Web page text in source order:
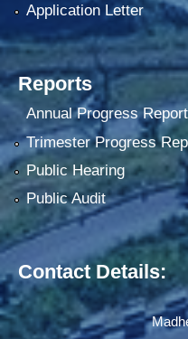
Application Letter
Reports
Annual Progress Report
Trimester Progress
Public Hearing
Public Audit
Contact Details: